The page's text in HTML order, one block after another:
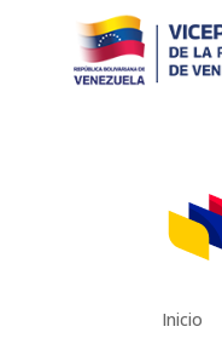
Inicio